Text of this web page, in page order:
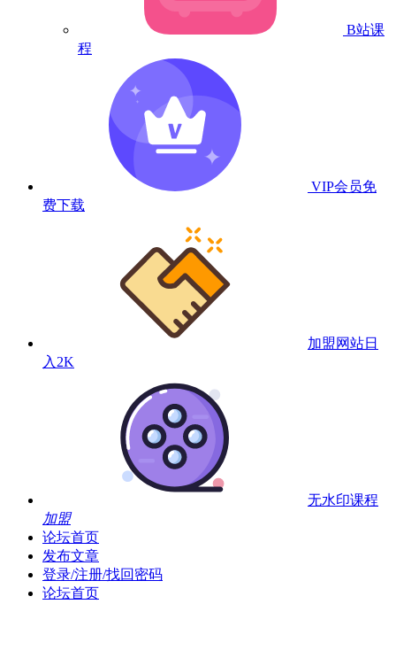
B站课
程
VIP会员免
费下载
加盟网站日
入2K
无水印课程
加盟
论坛首页
发布文章
登录/注册/找回密码
论坛首页